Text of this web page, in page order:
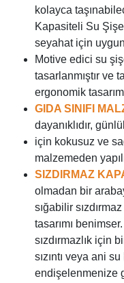
kolayca
Kapasiteli Su
seyahat için
Motive edici su
tasarlanmıştır ve
ergonomik
GIDA SINIFI
dayanıklıdır,
için kokusuz ve
malzemeden
SIZDIRMAZ
olmadan bir
sığabilir
tasarımı
sızdırmazlık için
sızıntı veya ani
endişelenmenize